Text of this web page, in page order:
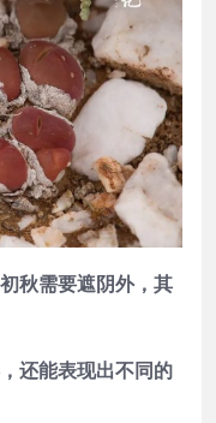
秋需要遮阴外，其
还能表现出不同的